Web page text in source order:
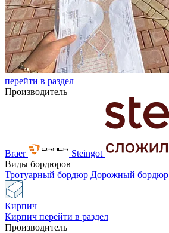
перейти в раздел
Производитель
Braer Steingot
Виды бордюров
Тротуарный бордюр Дорожный бордюр
Кирпич
Кирпич перейти в раздел
Производитель